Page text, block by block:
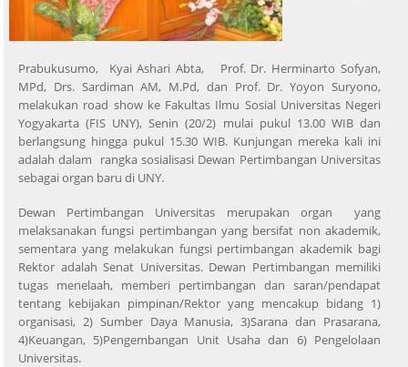
Prabukusumo, Kyai Ashari Abta, Prof. Dr. Herminarto Sofyan,
MPd, Drs. Sardiman AM, M.Pd, dan Prof. Dr. Yoyon Suryono,
melakukan road show ke Fakultas Ilmu Sosial Universitas Negeri
Yogyakarta (FIS UNY), Senin (20/2) mulai pukul 13.00 WIB dan
berlangsung hingga pukul 15.30 WIB. Kunjungan mereka kali ini
adalah dalam rangka sosialisasi Dewan Pertimbangan Universitas
sebagai organ baru di UNY.
Dewan Pertimbangan Universitas merupakan organ yang
melaksanakan fungsi pertimbangan yang bersifat non akademik,
sementara yang melakukan fungsi pertimbangan akademik bagi
Rektor adalah Senat Universitas. Dewan Pertimbangan memiliki
tugas menelaah, memberi pertimbangan dan saran/pendapat
tentang kebijakan pimpinan/Rektor yang mencakup bidang 1)
organisasi, 2) Sumber Daya Manusia, 3)Sarana dan Prasarana,
4)Keuangan, 5)Pengembangan Unit Usaha dan 6) Pengelolaan
Universitas.